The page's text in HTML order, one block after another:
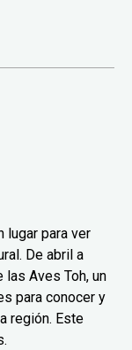
lugar para ver
De abril a
Aves Toh, un
para conocer y
región. Este